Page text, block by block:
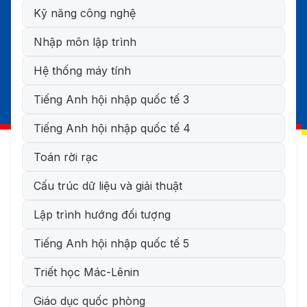
Kỹ năng công nghệ
Nhập môn lập trình
Hệ thống máy tính
Tiếng Anh hội nhập quốc tế 3
Tiếng Anh hội nhập quốc tế 4
Toán rời rạc
Cấu trúc dữ liệu và giải thuật
Lập trình hướng đối tượng
Tiếng Anh hội nhập quốc tế 5
Triết học Mác-Lênin
Giáo dục quốc phòng